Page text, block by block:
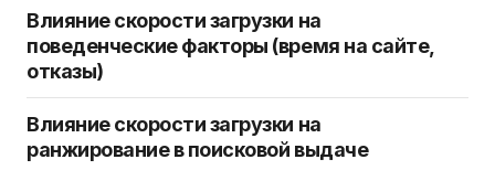
Влияние скорости загрузки на
поведенческие факторы (время на сайте,
отказы)
Влияние скорости загрузки на
ранжирование в поисковой выдаче